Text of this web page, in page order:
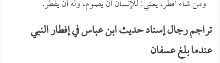
ومن شاء أفطر، يعني: للإنسان أن يصوم، وله أن يفطر.
تراجم رجال إسناد حديث ابن عباس في إفطار النبي
عندما بلغ عسفان